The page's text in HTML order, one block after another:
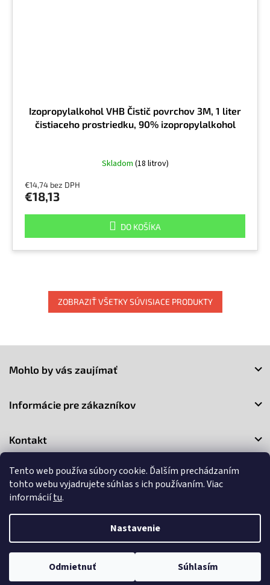
Tento web používa súbory cookie. Ďalším prechádzaním
tohto webu vyjadrujete súhlas s ich používaním. Viac
informáciítu.
Nastavenie
Odmietnuť Súhlasím
Izopropylalkohol VHB Čistič povrchov 3M, 1 liter
čistiaceho prostriedku, 90% izopropylalkohol
Skladom (18 litrov)
€14,74 bez DPH
€18,13
DO KOŠÍKA
ZOBRAZIŤ VŠETKY SÚVISIACE PRODUKTY
Mohlo by vás zaujímať
Informácie pre zákazníkov
Kontakt
3Market . Všetky práva vyhradené.
nastavenie cookies